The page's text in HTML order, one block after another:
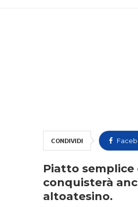
CONDIVIDI
Piatto semplice
conquisterà
altoatesino.